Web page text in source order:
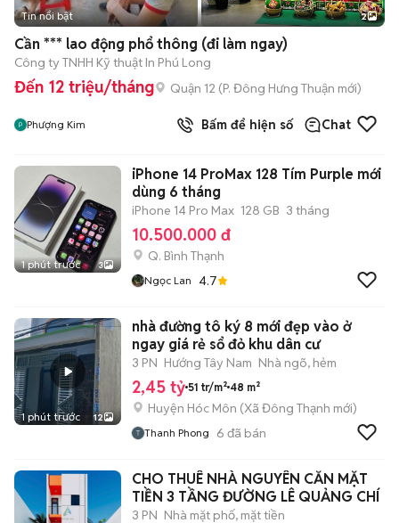
Tin nổi bật 2
Cần *** lao động phổ thông (đi làm ngay)
Công ty TNHH Kỹ thuật In Phú Long
Đến 12 triệu/tháng Quận 12 (P. Đông Hưng Thuận mới)
Phượng Kim Bấm để hiện số Chat
1 phút trước 3
iPhone 14 ProMax 128 Tím Purple mới
dùng 6 tháng
iPhone 14 Pro Max 128 GB 3 tháng
10.500.000 đ
Q. Bình Thạnh
Ngọc Lan 4.7
1 phút trước 12
nhà đường tô ký 8 mới đẹp vào ở
ngay giá rẻ sổ đỏ khu dân cư
3 PN Hướng Tây Nam Nhà ngõ, hẻm
2,45 tỷ 51 tr/m² 48 m²
Huyện Hóc Môn (Xã Đông Thạnh mới)
Thanh Phong 6 đã bán
CHO THUÊ NHÀ NGUYÊN CĂN MẶT
TIỀN 3 TẦNG ĐƯỜNG LÊ QUẢNG CHÍ
3 PN Nhà mặt phố, mặt tiền